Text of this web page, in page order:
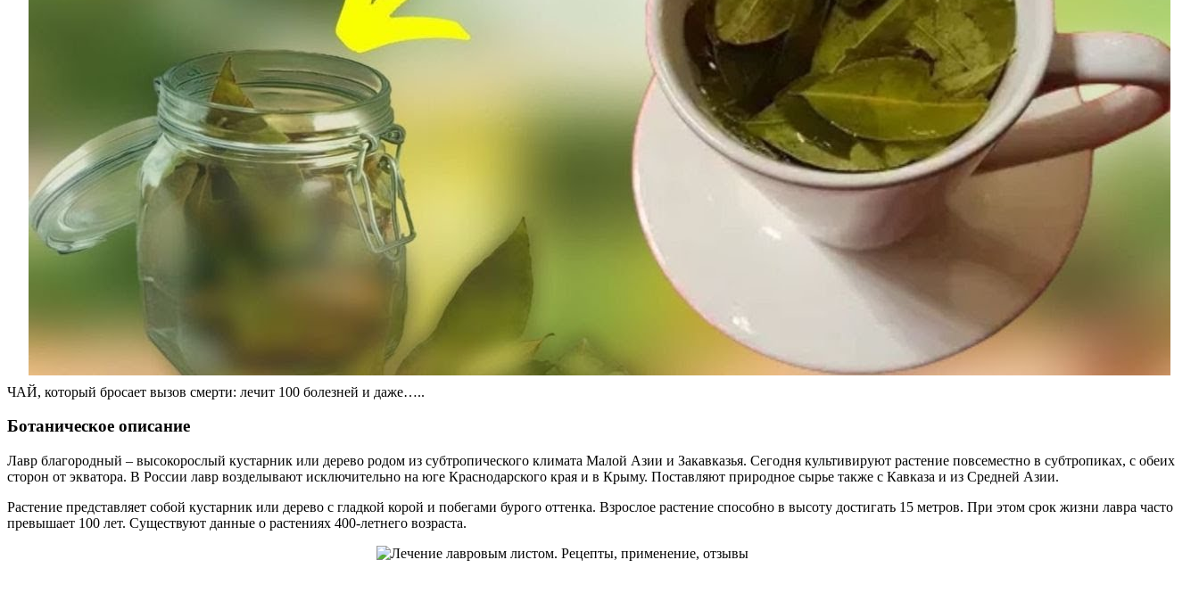
ЧАЙ, который бросает вызов смерти: лечит 100 болезней и даже…..
Ботаническое описание
Лавр благородный – высокорослый кустарник или дерево родом из субтропического климата Малой Азии и Закавказья. Сегодня культивируют растение повсеместно в субтропиках, с обеих
сторон от экватора. В России лавр возделывают исключительно на юге Краснодарского края и в Крыму. Поставляют природное сырье также с Кавказа и из Средней Азии.
Растение представляет собой кустарник или дерево с гладкой корой и побегами бурого оттенка. Взрослое растение способно в высоту достигать 15 метров. При этом срок жизни лавра часто
превышает 100 лет. Существуют данные о растениях 400-летнего возраста.